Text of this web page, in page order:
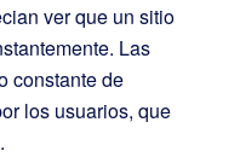
ver que un sitio
Las
constante de
los usuarios, que